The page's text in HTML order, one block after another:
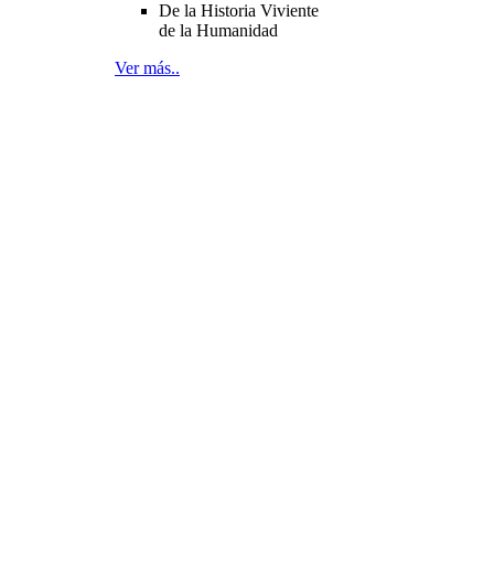
De la Historia Viviente
de la Humanidad
Ver más..